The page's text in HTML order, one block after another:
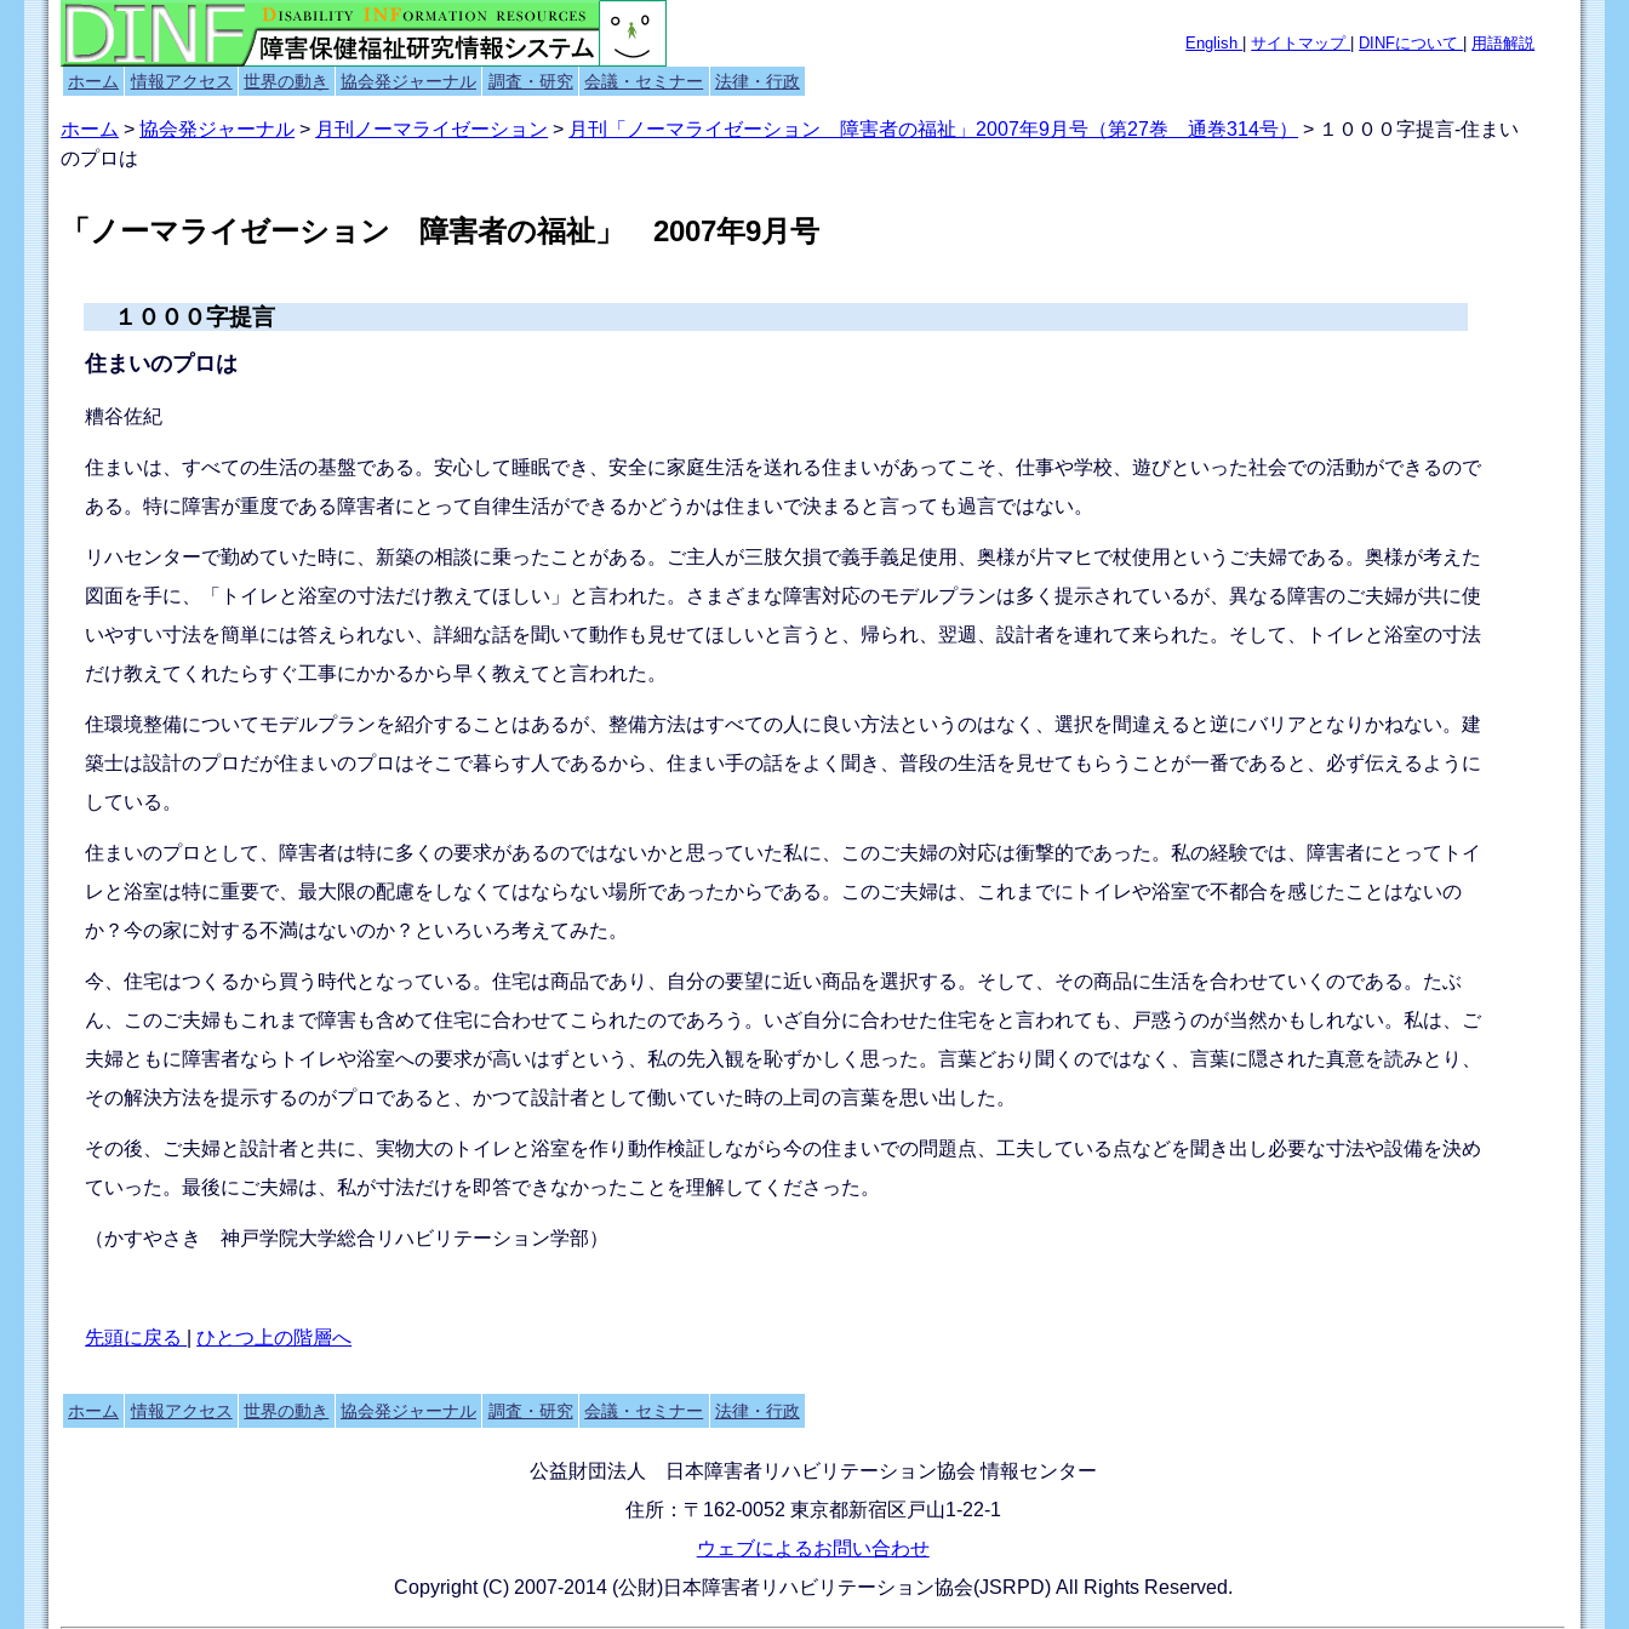
English |サイトマップ DINFについて 用語解説
ホーム 情報アクセス 世界の動き 協会発ジャーナル 調査・研究 会議・セミナー 法律・行政
ホーム >協会発ジャーナル > 月刊ノーマライゼーション > 月刊「ノーマライゼーション 障害者の福祉」2007年9月号（第27巻 通巻314号）
> １０００字提言-住まい
のプロは
「ノーマライゼーション 障害者の福祉」 2007年9月号
１０００字提言
住まいのプロは
糟谷佐紀
住まいは、すべての生活の基盤である。安心して睡眠でき、安全に家庭生活を送れる住まいがあってこそ、仕事や学校、遊びといった社会での活動ができるので
ある。特に障害が重度である障害者にとって自律生活ができるかどうかは住まいで決まると言っても過言ではない。
リハセンターで勤めていた時に、新築の相談に乗ったことがある。ご主人が三肢欠損で義手義足使用、奥様が片マヒで杖使用というご夫婦である。奥様が考えた
図面を手に、「トイレと浴室の寸法だけ教えてほしい」と言われた。さまざまな障害対応のモデルプランは多く提示されているが、異なる障害のご夫婦が共に使
いやすい寸法を簡単には答えられない、詳細な話を聞いて動作も見せてほしいと言うと、帰られ、翌週、設計者を連れて来られた。そして、トイレと浴室の寸法
だけ教えてくれたらすぐ工事にかかるから早く教えてと言われた。
住環境整備についてモデルプランを紹介することはあるが、整備方法はすべての人に良い方法というのはなく、選択を間違えると逆にバリアとなりかねない。建
築士は設計のプロだが住まいのプロはそこで暮らす人であるから、住まい手の話をよく聞き、普段の生活を見せてもらうことが一番であると、必ず伝えるように
している。
住まいのプロとして、障害者は特に多くの要求があるのではないかと思っていた私に、このご夫婦の対応は衝撃的であった。私の経験では、障害者にとってトイ
レと浴室は特に重要で、最大限の配慮をしなくてはならない場所であったからである。このご夫婦は、これまでにトイレや浴室で不都合を感じたことはないの
か？今の家に対する不満はないのか？といろいろ考えてみた。
今、住宅はつくるから買う時代となっている。住宅は商品であり、自分の要望に近い商品を選択する。そして、その商品に生活を合わせていくのである。たぶ
ん、このご夫婦もこれまで障害も含めて住宅に合わせてこられたのであろう。いざ自分に合わせた住宅をと言われても、戸惑うのが当然かもしれない。私は、ご
夫婦ともに障害者ならトイレや浴室への要求が高いはずという、私の先入観を恥ずかしく思った。言葉どおり聞くのではなく、言葉に隠された真意を読みとり、
その解決方法を提示するのがプロであると、かつて設計者として働いていた時の上司の言葉を思い出した。
その後、ご夫婦と設計者と共に、実物大のトイレと浴室を作り動作検証しながら今の住まいでの問題点、工夫している点などを聞き出し必要な寸法や設備を決め
ていった。最後にご夫婦は、私が寸法だけを即答できなかったことを理解してくださった。
（かすやさき 神戸学院大学総合リハビリテーション学部）
先頭に戻る |ひとつ上の階層へ
ホーム 情報アクセス 世界の動き 協会発ジャーナル 調査・研究 会議・セミナー 法律・行政
公益財団法人 日本障害者リハビリテーション協会 情報センター
住所：〒162-0052 東京都新宿区戸山1-22-1
ウェブによるお問い合わせ
Copyright (C) 2007-2014 (公財)日本障害者リハビリテーション協会(JSRPD) All Rights Reserved.